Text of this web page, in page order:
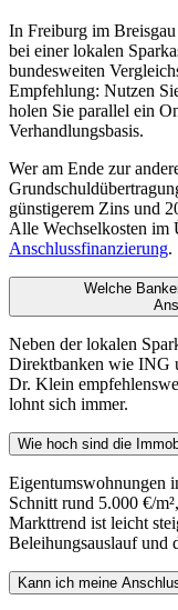
In Freiburg im
bei einer lokalen
bundesweiten
Empfehlung: Nutzen
holen Sie parallel ein
Verhandlungsbasis.
Wer am Ende zur
günstigerem Zins und
Alle Wechselkosten im
Anschlussfinanzierung.
Welche
Neben der lokalen
Direktbanken wie ING
Dr. Klein
lohnt sich immer.
Wie hoch sind die
Eigentumswohnungen
Schnitt rund 5.000 €/
Markttrend ist leicht
Beleihungsauslauf und
Kann ich meine